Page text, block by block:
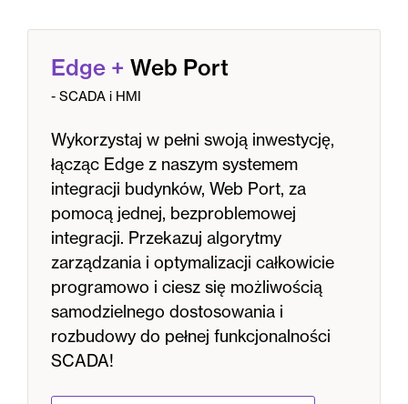
Edge + Web Port
- SCADA i HMI
Wykorzystaj w pełni swoją inwestycję,
łącząc Edge z naszym systemem
integracji budynków, Web Port, za
pomocą jednej, bezproblemowej
integracji. Przekazuj algorytmy
zarządzania i optymalizacji całkowicie
programowo i ciesz się możliwością
samodzielnego dostosowania i
rozbudowy do pełnej funkcjonalności
SCADA!